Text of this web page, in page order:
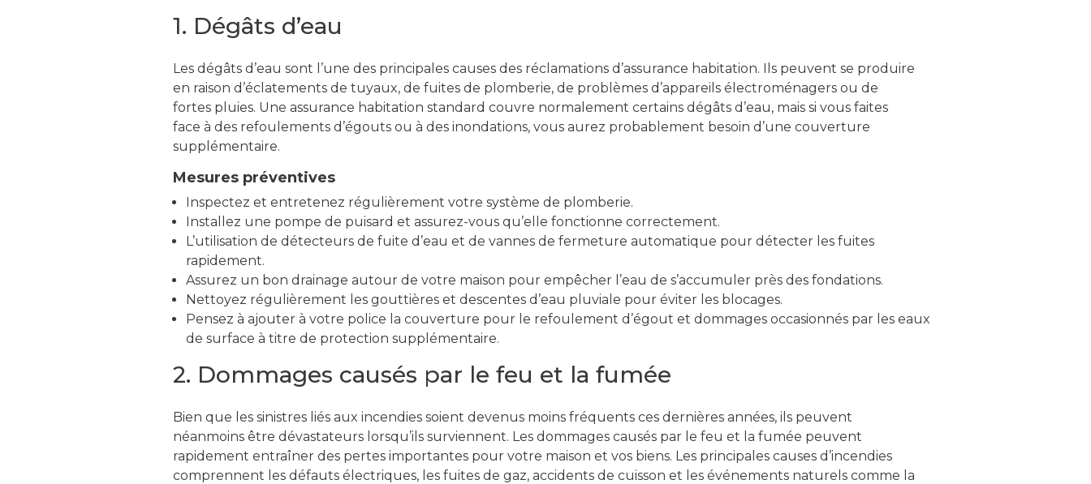
1. Dégâts d’eau
Les dégâts d’eau sont l’une des principales causes des réclamations d’assurance habitation. Ils peuvent se produire
en raison d’éclatements de tuyaux, de fuites de plomberie, de problèmes d’appareils électroménagers ou de
fortes pluies. Une assurance habitation standard couvre normalement certains dégâts d’eau, mais si vous faites
face à des refoulements d’égouts ou à des inondations, vous aurez probablement besoin d’une couverture
supplémentaire.
Mesures préventives
Inspectez et entretenez régulièrement votre système de plomberie.
Installez une pompe de puisard et assurez-vous qu’elle fonctionne correctement.
L’utilisation de détecteurs de fuite d’eau et de vannes de fermeture automatique pour détecter les fuites
rapidement.
Assurez un bon drainage autour de votre maison pour empêcher l’eau de s’accumuler près des fondations.
Nettoyez régulièrement les gouttières et descentes d’eau pluviale pour éviter les blocages.
Pensez à ajouter à votre police la couverture pour le refoulement d’égout et dommages occasionnés par les eaux
de surface à titre de protection supplémentaire.
2. Dommages causés par le feu et la fumée
Bien que les sinistres liés aux incendies soient devenus moins fréquents ces dernières années, ils peuvent
néanmoins être dévastateurs lorsqu’ils surviennent. Les dommages causés par le feu et la fumée peuvent
rapidement entraîner des pertes importantes pour votre maison et vos biens. Les principales causes d’incendies
comprennent les défauts électriques, les fuites de gaz, accidents de cuisson et les événements naturels comme la